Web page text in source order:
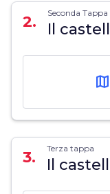
2. Seconda Tappa
Il
map
3. Terza tappa
Il